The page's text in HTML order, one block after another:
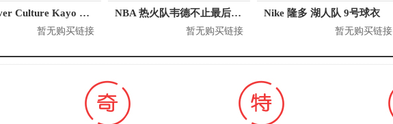
Crossover Culture Kayo LP2
暂无购买链接
NBA 热火队韦德不止最后一舞纪念短袖T恤 NWTB19104150057
暂无购买链接
Nike 隆多 湖人队 9号球衣
暂无购买链接